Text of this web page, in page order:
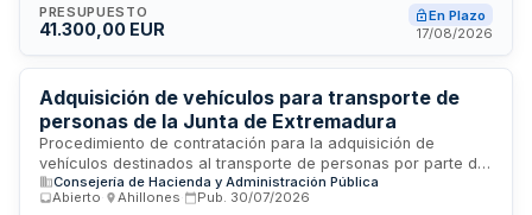
equipamiento, rotulación corporativa, homologación de las
transformaciones, legalización administrativa,
adjudicatario debe entregar el vehículo plenamente
operativo dentro del plazo máximo de tres meses desde la
formalización del contrato.
PRESUPUESTO
41.300,00 EUR
En Plazo
17/08/2026
Adquisición de vehículos para transporte de
personas de la Junta de Extremadura
Procedimiento de contratación para la adquisición de
vehículos destinados al transporte de personas por parte de
la Junta de Extremadura. El contrato se rige por la Ley de
Contratos del Sector Público, con especificaciones técnicas
Consejería de Hacienda y Administración Pública
Abierto
Ahillones Pub. 30/07/2026